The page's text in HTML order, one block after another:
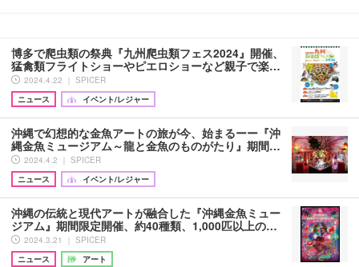
博多で爬虫類の祭典『九州爬虫類フェス2024』開催、
猛禽類フライトショーやピエロショーなど親子で楽…
2024.4.22 ｜ SPICER
ニュース
イベント/レジャー
沖縄で幻想的な金魚アートの旅が今、始まるーー『沖
縄金魚ミュージアム～龍と金魚のものがたり』期間…
2024.4.2 ｜ SPICER
ニュース
イベント/レジャー
沖縄の伝統と現代アートが融合した『沖縄金魚ミュー
ジアム』期間限定開催、約40種類、1,000匹以上の…
2024.3.21 ｜ SPICER
ニュース
アート